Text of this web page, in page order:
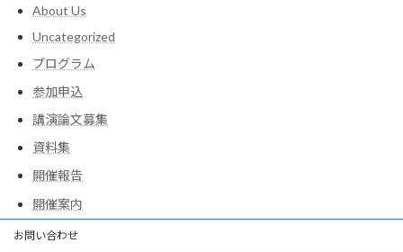
About Us
Uncategorized
プログラム
参加申込
講演論文募集
資料集
開催報告
開催案内
お問い合わせ